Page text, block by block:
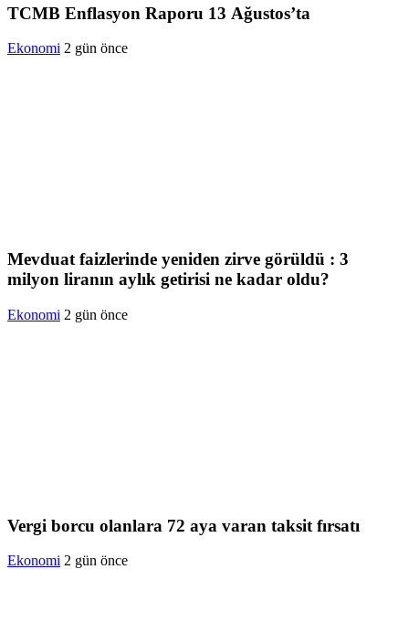
TCMB Enflasyon Raporu 13 Ağustos’ta
Ekonomi 2 gün önce
Mevduat faizlerinde yeniden zirve görüldü : 3
milyon liranın aylık getirisi ne kadar oldu?
Ekonomi 2 gün önce
Vergi borcu olanlara 72 aya varan taksit fırsatı
Ekonomi 2 gün önce